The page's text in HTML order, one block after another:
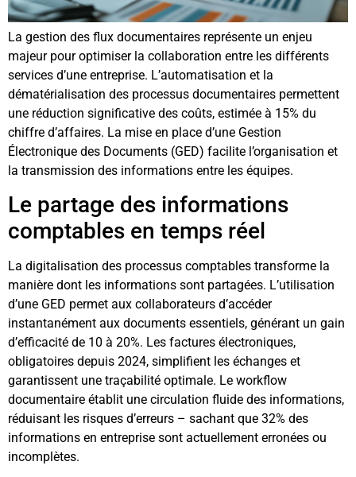
La gestion des flux documentaires représente un enjeu
majeur pour optimiser la collaboration entre les différents
services d’une entreprise. L’automatisation et la
dématérialisation des processus documentaires permettent
une réduction significative des coûts, estimée à 15% du
chiffre d’affaires. La mise en place d’une Gestion
Électronique des Documents (GED) facilite l’organisation et
la transmission des informations entre les équipes.
Le partage des informations
comptables en temps réel
La digitalisation des processus comptables transforme la
manière dont les informations sont partagées. L’utilisation
d’une GED permet aux collaborateurs d’accéder
instantanément aux documents essentiels, générant un gain
d’efficacité de 10 à 20%. Les factures électroniques,
obligatoires depuis 2024, simplifient les échanges et
garantissent une traçabilité optimale. Le workflow
documentaire établit une circulation fluide des informations,
réduisant les risques d’erreurs – sachant que 32% des
informations en entreprise sont actuellement erronées ou
incomplètes.